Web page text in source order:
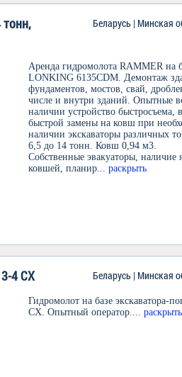
Беларусь | Минская
Аренда гидромолота RAMMER на
LONKING 6135CDM. Демонтаж
фундаментов, мостов, свай,
числе и внутри зданий. Опытные
наличии устройство быстросъема,
быстрой замены на ковш при
наличии экскаваторы различных
6,5 до 14 тонн. Ковш 0,94 м3.
Собственные эвакуаторы, наличие
ковшей, планир ... раскрыть
4 CX Беларусь | Минская
Гидромолот на базе экскаватора-
CX. Опытный оператор.... раскрыть